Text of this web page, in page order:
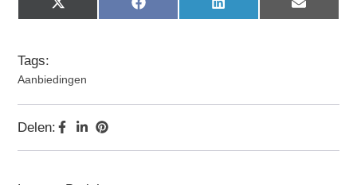
X
(Twitter)
Facebook LinkedIn Email
Tags:
Aanbiedingen
Delen: